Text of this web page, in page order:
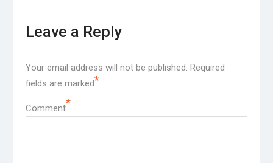
Leave a Reply
Your email address will not be published. Required
fields are marked*
Comment*